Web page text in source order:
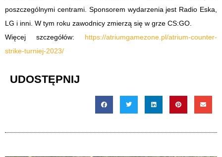
poszczególnymi centrami. Sponsorem wydarzenia jest Radio Eska,
LG i inni. W tym roku zawodnicy zmierzą się w grze CS:GO.
Więcej szczegółów:
https://atriumgamezone.pl/atrium-counter-
strike-turniej-2023/
UDOSTĘPNIJ